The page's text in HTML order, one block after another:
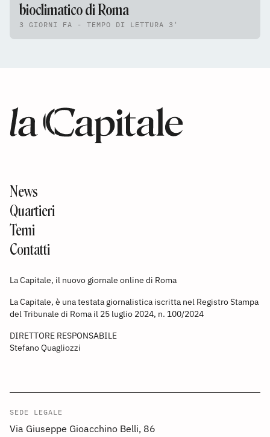
bioclimatico di Roma
3 GIORNI FA - TEMPO DI LETTURA 3'
News
Quartieri
Temi
Contatti
La Capitale, il nuovo giornale online di Roma
La Capitale, è una testata giornalistica iscritta nel Registro Stampa
del Tribunale di Roma il 25 luglio 2024, n. 100/2024
DIRETTORE RESPONSABILE
Stefano Quagliozzi
SEDE LEGALE
Via Giuseppe Gioacchino Belli, 86